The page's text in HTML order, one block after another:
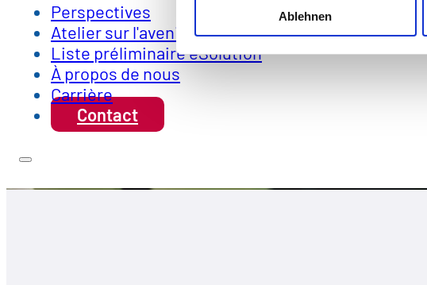
Ablehnen
Perspectives
Atelier sur l'avenir
Liste préliminaire eSolution
À propos de nous
Carrière
Contact